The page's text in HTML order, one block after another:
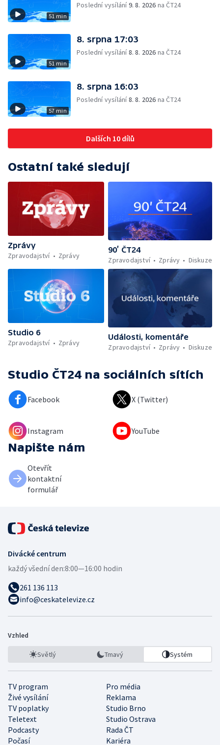
51 min
Poslední vysílání9. 8. 2026 na ČT24
51 min
8. srpna 17:03
Poslední vysílání8. 8. 2026 na ČT24
57 min
8. srpna 16:03
Poslední vysílání8. 8. 2026 na ČT24
Dalších 10 dílů
Ostatní také sledují
Zprávy
Zpravodajství
Zprávy
90’ ČT24
Zpravodajství
Zprávy Diskuze
Studio 6
Zpravodajství
Zprávy
Události, komentáře
Zpravodajství
Zprávy Diskuze
Studio ČT24 na sociálních sítích
Facebook X (Twitter)
Instagram YouTube
Napište nám
Otevřít
kontaktní
formulář
Divácké centrum
každý všední den:8:00—16:00 hodin
261 136 113
info@ceskatelevize.cz
Vzhled
Světlý Tmavý Systém
TV program
Pro média
Živé vysílání
Reklama
TV poplatky
Studio Brno
Teletext
Studio Ostrava
Podcasty
Rada ČT
Počasí
Kariéra